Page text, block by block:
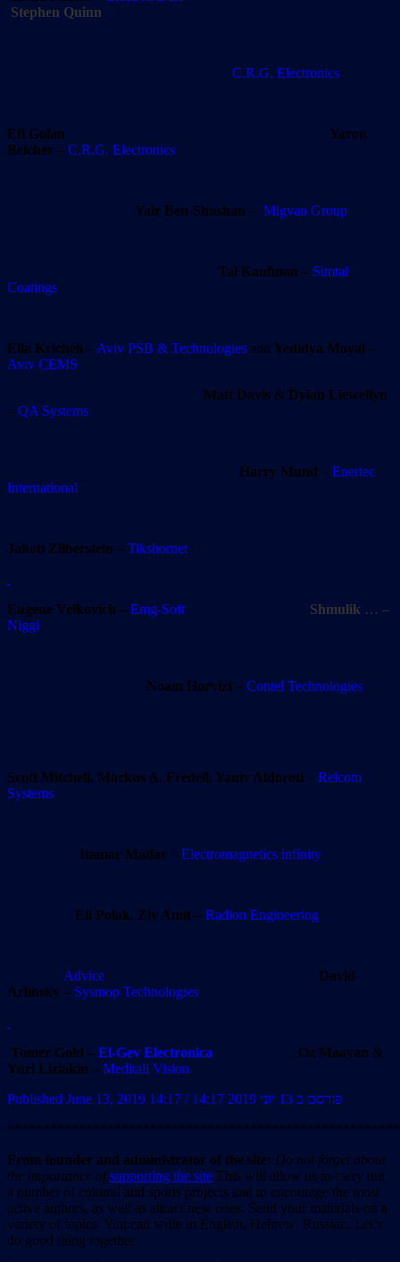
Stephen Quinn
C.R.G. Electronics
Efi Golan
Yaron
Belcher – C.R.G. Electronics
Yair Ben-Shushan – Migvan Group
Tal Kaufman – Simtal
Coatings
Ella Kricheli – Aviv PSB & Technologies and Yedidya Moyal –
Aviv CEMS
Matt Davis & Dylan Liewellyn
– QA Systems
Harry Mund – Enertec
International
Jakob Zilberstein – Tikshornet
Eugene Velkovich – Emg-Soft Shmulik … –
Niggi
Noam Horvizt – Contel Technologies
Scott Mitchell, Markus A. Fredell, Yaniv Aldoroti – Relcom
Systems
Itamar Madar– Electromagnetics infinity
Eli Polak, Ziv Amit– Radion Engineering
Advice
David
Arlinsky – Sysmop Technologies
Tomer Gold – El-Gev Electronica Oz Maayan &
Yuri Liziakin – Meditali Vision
Published June 13, 2019 14:17 / פורסם ב 13 יוני 2019 14:17
From founder and administrator of the site: Do not forget about
the importance ofsupporting the site This will allow us to carry out
a number of cultural and sports projects and to encourage the most
active authors, as well as attract new ones. Send your materials on a
variety of topics. You can write in English, Hebrew Russian. Let’s
do good thing together.